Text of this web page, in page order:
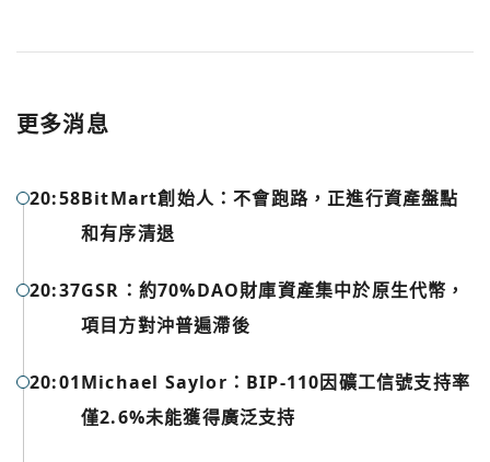
更多消息
20:58BitMart創始人：不會跑路，正進行資產盤點
和有序清退
20:37GSR：約70%DAO財庫資產集中於原生代幣，
項目方對沖普遍滯後
20:01Michael Saylor：BIP-110因礦工信號支持率
僅2.6%未能獲得廣泛支持
今日熱門
Apple
Email
城市
今日熱門